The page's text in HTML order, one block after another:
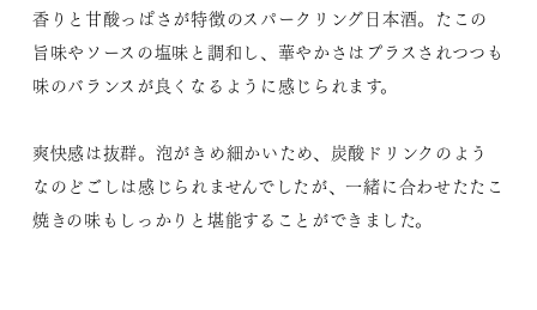
香りと甘酸っぱさが特徴のスパークリング日本酒。たこの
旨味やソースの塩味と調和し、華やかさはプラスされつつも
味のバランスが良くなるように感じられます。
爽快感は抜群。泡がきめ細かいため、炭酸ドリンクのよう
なのどごしは感じられませんでしたが、一緒に合わせたたこ
焼きの味もしっかりと堪能することができました。